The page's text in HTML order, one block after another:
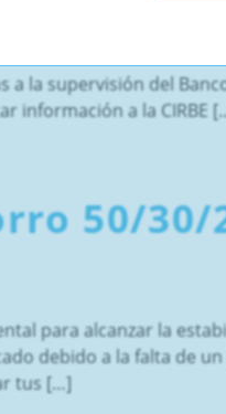
el intercambio de
a la supervisión del
información a la CIRBE
50/30/
para alcanzar la
debido a la falta de
tus […]